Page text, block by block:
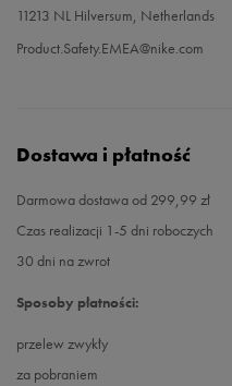
11213 NL Hilversum, Netherlands
Product.Safety.EMEA@nike.com
Dostawa i płatność
Darmowa dostawa od 299,99 zł
Czas realizacji 1-5 dni roboczych
30 dni na zwrot
Sposoby płatności:
przelew zwykły
za pobraniem